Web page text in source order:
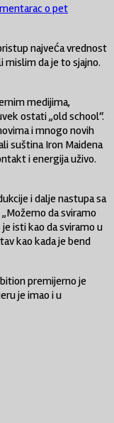
o pet
najveća vrednost
mislim da je to sjajno.
medijima,
ostati „old school“.
i mnogo novih
suština Iron Maidena
i energija uživo.
i dalje nastupa sa
da sviramo
isti kao da sviramo u
kao kada je bend
premijerno je
je imao i u